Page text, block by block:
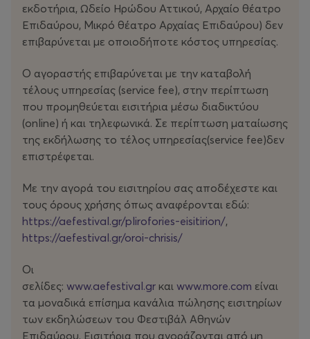
Ο Γιώργος Δρίβας προσκαλεί ένα μοντέλο ΑΙ να
‘περπατήσει’ πλάι του, σε μια εμβληματική τοποθεσία
της πόλης, πραγματοποιώντας μια φιλοσοφική
βήματα ενός σωκρατικού διαλόγου. Μια βασική
παραδοχή που ισχύει εκ των προτέρων είναι η εξής: Το
μοντέλο ΑΙ δεν γνωρίζει που βρίσκεται και δεν έχει
καμία πληροφορία για τον χώρο. Χωρίς να χρησιμοποιεί
προϋπάρχουσες πληροφορίες που θα μπορούσε να
αντλήσει από το διαδίκτυο, το ΑΙ καλείται να
διαδρομής και να εκφράσει τις ‘αυθόρμητες’,
‘ανιστόρητες’ σκέψεις του. Ταυτόχρονα προσκαλείται
να φανταστεί και να ‘εντάξει’ τον εαυτό του σε
διάφορα σημεία του χώρου.
Η συζήτηση κινείται κυρίως σε τρεις άξονες, –παρελθόν,
παρόν, μέλλον– με το ΑΙ να προτρέπεται να σχολιάσει
ένα πιθανό παρελθόν που μπορεί να φανταστεί στον
χώρο, το παρόν αλλά και ένα πιθανό μέλλον σε βάθος
εκδοτήρια, Ωδείο Ηρώδου Αττικού, Αρχαίο θέατρο
Επιδαύρου, Μικρό θέατρο Αρχαίας Επιδαύρου) δεν
επιβαρύνεται με οποιοδήποτε κόστος υπηρεσίας.
Ο αγοραστής επιβαρύνεται με την καταβολή
τέλους υπηρεσίας (service fee), στην περίπτωση
που προμηθεύεται εισιτήρια μέσω διαδικτύου
(οnline) ή και τηλεφωνικά. Σε περίπτωση ματαίωσης
της εκδήλωσης το τέλος υπηρεσίας(service fee)δεν
επιστρέφεται.
Με την αγορά του εισιτηρίου σας αποδέχεστε και
τους όρους χρήσης όπως αναφέρονται εδώ:
https://aefestival.gr/plirofories-eisitirion/,
https://aefestival.gr/oroi-chrisis/
Οι
σελίδες: www.aefestival.gr και www.more.com είναι
τα μοναδικά επίσημα κανάλια πώλησης εισιτηρίων
των εκδηλώσεων του Φεστιβάλ Αθηνών
Επιδαύρου. Εισιτήρια που αγοράζονται από μη